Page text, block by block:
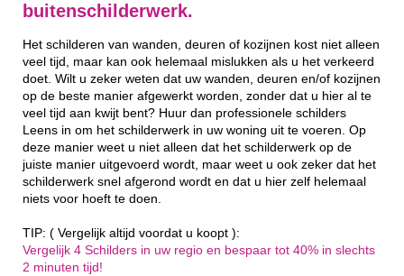
buitenschilderwerk.
Het schilderen van wanden, deuren of kozijnen kost niet alleen
veel tijd, maar kan ook helemaal mislukken als u het verkeerd
doet. Wilt u zeker weten dat uw wanden, deuren en/of kozijnen
op de beste manier afgewerkt worden, zonder dat u hier al te
veel tijd aan kwijt bent? Huur dan professionele schilders
Leens in om het schilderwerk in uw woning uit te voeren. Op
deze manier weet u niet alleen dat het schilderwerk op de
juiste manier uitgevoerd wordt, maar weet u ook zeker dat het
schilderwerk snel afgerond wordt en dat u hier zelf helemaal
niets voor hoeft te doen.
TIP: ( Vergelijk altijd voordat u koopt ):
Vergelijk 4 Schilders in uw regio en bespaar tot 40% in slechts
2 minuten tijd!